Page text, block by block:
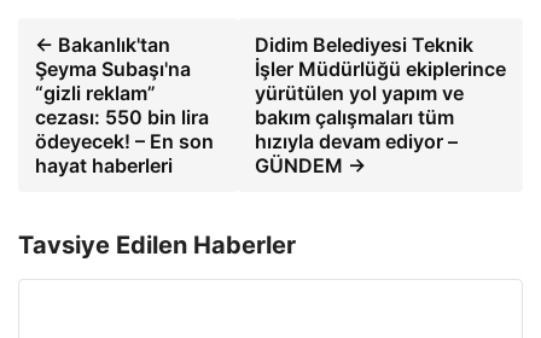
← Bakanlık'tan
Şeyma Subaşı'na
“gizli reklam”
cezası: 550 bin lira
ödeyecek! – En son
hayat haberleri
Didim Belediyesi Teknik
İşler Müdürlüğü ekiplerince
yürütülen yol yapım ve
bakım çalışmaları tüm
hızıyla devam ediyor –
GÜNDEM →
Tavsiye Edilen Haberler